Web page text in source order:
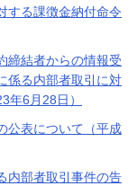
する課徴金納付命令
締結者からの情報受
係る内部者取引に対
年6月28日）
公表について（平成
内部者取引事件の告